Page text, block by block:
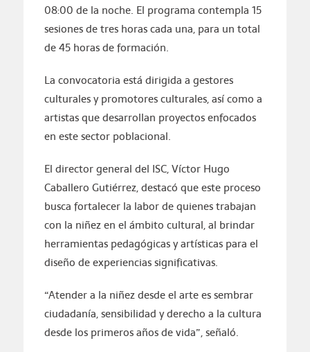
08:00 de la noche. El programa contempla 15
sesiones de tres horas cada una, para un total
de 45 horas de formación.
La convocatoria está dirigida a gestores
culturales y promotores culturales, así como a
artistas que desarrollan proyectos enfocados
en este sector poblacional.
El director general del ISC, Víctor Hugo
Caballero Gutiérrez, destacó que este proceso
busca fortalecer la labor de quienes trabajan
con la niñez en el ámbito cultural, al brindar
herramientas pedagógicas y artísticas para el
diseño de experiencias significativas.
“Atender a la niñez desde el arte es sembrar
ciudadanía, sensibilidad y derecho a la cultura
desde los primeros años de vida”, señaló.